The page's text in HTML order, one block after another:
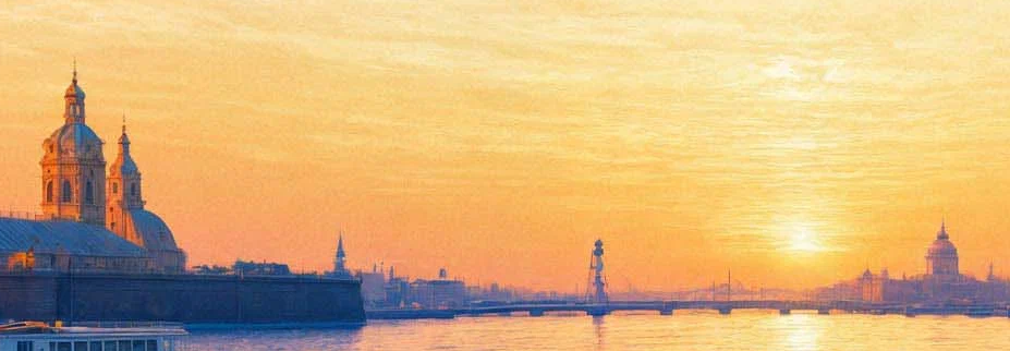
«Уран» и «Земля»: «Национальный бестселлер» объявил
16 апреля 2020,
Романы «Земля» Михаила Елизарова, «Уран» Ольги Погодиной-Кузминой, «Не кормите и не трогайте пеликанов» Андрея
«Национальный бестселлер» за 2020 год. Об этом оргкомитет конкурса объявил 16 апреля. Среди других листеров — «Сияние
«Непостоянные величины» Булата Ханова.
Явными лидерами стали Михаил Елизаров, который по итогам голосования большого жюри набрал десять баллов, и Ольга
названиями планет, эти тексты роднит тема — мрачная атмосфера отечественной истории. Глава оргкомитета «Нацбеста» Вадим
перевести слово «Земля» на древнегреческий, то получится «Гея». Именно так звали одну из первых античных богинь, жену Урана.